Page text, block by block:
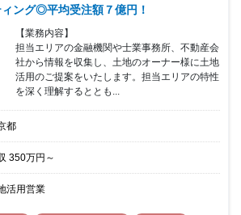
ング◎平均受注額７億円！
【業務内容】
担当エリアの金融機関や士業事務所、不動産会
社から情報を収集し、土地のオーナー様に土地
活用のご提案をいたします。担当エリアの特性
を深く理解するととも...
都
350万円 ～
活用営業